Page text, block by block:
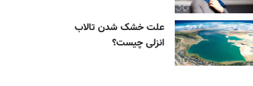
علت خشک شدن تالاب
انزلی چیست؟